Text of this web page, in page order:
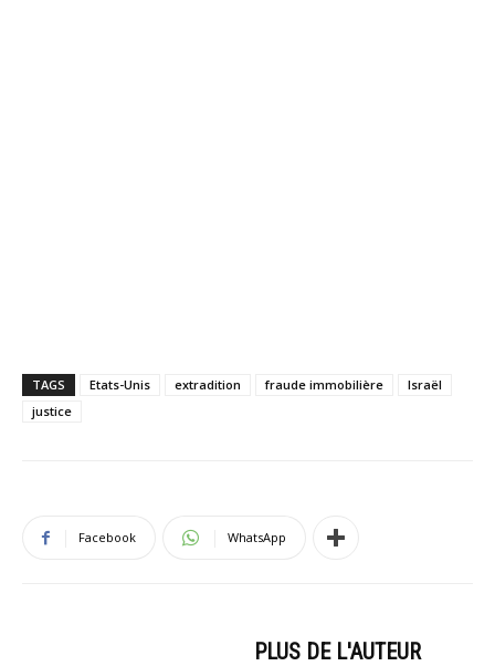
TAGS Etats-Unis extradition fraude immobilière
Israël
justice
Facebook WhatsApp
PLUS DE L'AUTEUR